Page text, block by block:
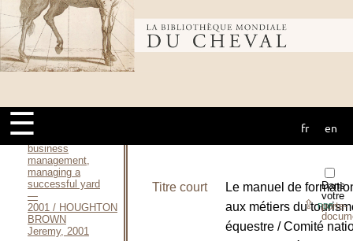
Bibliothèque
mondiale du
cheval
☰ fr en
BROWN
Jeremy, 1995
Horse and
stable
management,
incorporating
BROWN
Jeremy, 1997
business
management,
managing a
successful yard
—
2001 / HOUGHTON
BROWN
Jeremy, 2001
Dans
votre
porte-
⇪PDF
Titre court
Le manuel de
aux métiers du
équestre / Comité